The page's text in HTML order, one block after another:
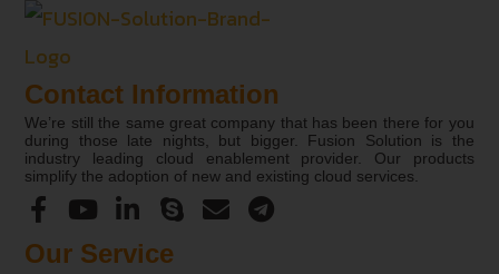
Contact Information
We’re still the same great company that has been there for you
during those late nights, but bigger. Fusion Solution is the
industry leading cloud enablement provider. Our products
simplify the adoption of new and existing cloud services.
Our Service